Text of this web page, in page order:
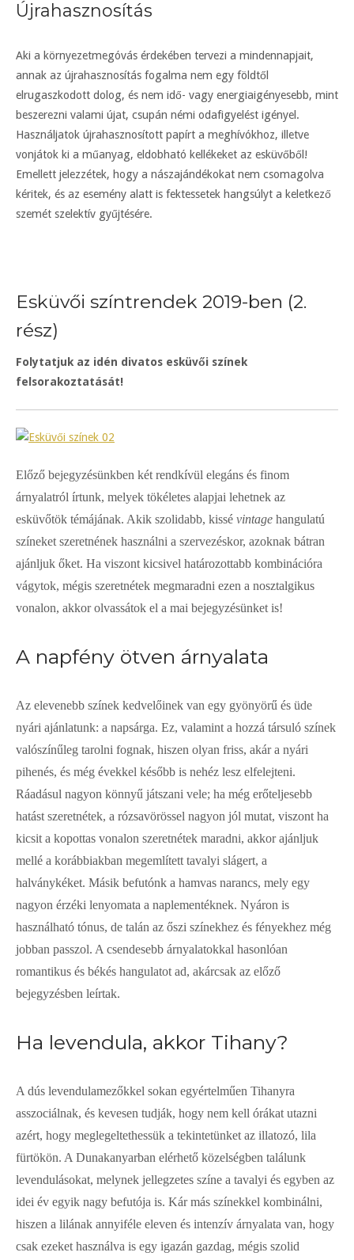
Újrahasznosítás
Aki a környezetmegóvás érdekében tervezi a mindennapjait,
annak az újrahasznosítás fogalma nem egy földtől
elrugaszkodott dolog, és nem idő- vagy energiaigényesebb, mint
beszerezni valami újat, csupán némi odafigyelést igényel.
Használjatok újrahasznosított papírt a meghívókhoz, illetve
vonjátok ki a műanyag, eldobható kellékeket az esküvőből!
Emellett jelezzétek, hogy a nászajándékokat nem csomagolva
kéritek, és az esemény alatt is fektessetek hangsúlyt a keletkező
szemét szelektív gyűjtésére.
Esküvői színtrendek 2019-ben (2.
rész)
Folytatjuk az idén divatos esküvői színek
felsorakoztatását!
Előző bejegyzésünkben két rendkívül elegáns és finom
árnyalatról írtunk, melyek tökéletes alapjai lehetnek az
esküvőtök témájának. Akik szolidabb, kissé vintage hangulatú
színeket szeretnének használni a szervezéskor, azoknak bátran
ajánljuk őket. Ha viszont kicsivel határozottabb kombinációra
vágytok, mégis szeretnétek megmaradni ezen a nosztalgikus
vonalon, akkor olvassátok el a mai bejegyzésünket is!
A napfény ötven árnyalata
Az elevenebb színek kedvelőinek van egy gyönyörű és üde
nyári ajánlatunk: a napsárga. Ez, valamint a hozzá társuló színek
valószínűleg tarolni fognak, hiszen olyan friss, akár a nyári
pihenés, és még évekkel később is nehéz lesz elfelejteni.
Ráadásul nagyon könnyű játszani vele; ha még erőteljesebb
hatást szeretnétek, a rózsavörössel nagyon jól mutat, viszont ha
kicsit a kopottas vonalon szeretnétek maradni, akkor ajánljuk
mellé a korábbiakban megemlített tavalyi slágert, a
halványkéket. Másik befutónk a hamvas narancs, mely egy
nagyon érzéki lenyomata a naplementéknek. Nyáron is
használható tónus, de talán az őszi színekhez és fényekhez még
jobban passzol. A csendesebb árnyalatokkal hasonlóan
romantikus és békés hangulatot ad, akárcsak az előző
bejegyzésben leírtak.
Ha levendula, akkor Tihany?
A dús levendulamezőkkel sokan egyértelműen Tihanyra
asszociálnak, és kevesen tudják, hogy nem kell órákat utazni
azért, hogy meglegeltethessük a tekintetünket az illatozó, lila
fürtökön. A Dunakanyarban elérhető közelségben találunk
levendulásokat, melynek jellegzetes színe a tavalyi és egyben az
idei év egyik nagy befutója is. Kár más színekkel kombinálni,
hiszen a lilának annyiféle eleven és intenzív árnyalata van, hogy
csak ezeket használva is egy igazán gazdag, mégis szolid